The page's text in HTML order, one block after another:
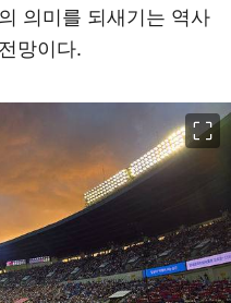
의미를 되새기는 역사
망이다.